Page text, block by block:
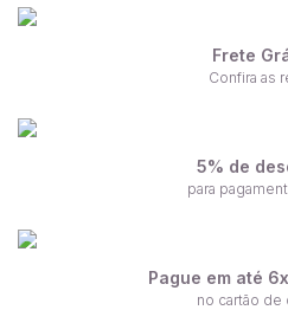
Frete
Confira as
5% de
para
Pague em até
no cartão de